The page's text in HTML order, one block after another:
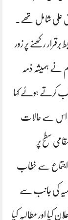
علی شامل تھے۔
رکھنے پر زور
نے ہمیشہ ذمہ
کرتے ہوئے کہا
اس سے حالات
سطح پر
سے خطاب
کی جانب سے
کیا اور مطالبہ کیا